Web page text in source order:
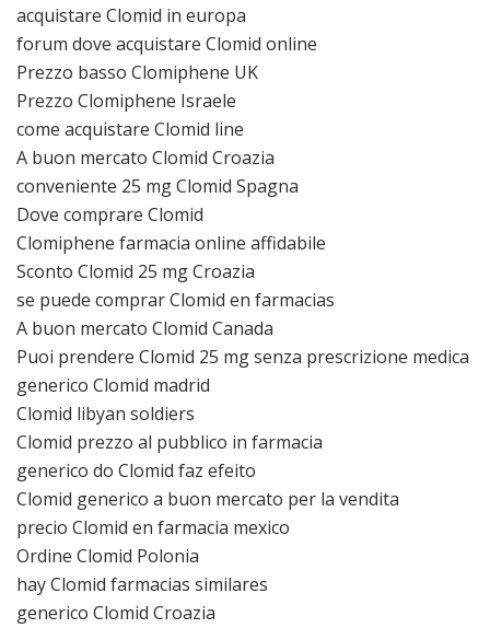
acquistare Clomid in europa
forum dove acquistare Clomid online
Prezzo basso Clomiphene UK
Prezzo Clomiphene Israele
come acquistare Clomid line
A buon mercato Clomid Croazia
conveniente 25 mg Clomid Spagna
Dove comprare Clomid
Clomiphene farmacia online affidabile
Sconto Clomid 25 mg Croazia
se puede comprar Clomid en farmacias
A buon mercato Clomid Canada
Puoi prendere Clomid 25 mg senza prescrizione medica
generico Clomid madrid
Clomid libyan soldiers
Clomid prezzo al pubblico in farmacia
generico do Clomid faz efeito
Clomid generico a buon mercato per la vendita
precio Clomid en farmacia mexico
Ordine Clomid Polonia
hay Clomid farmacias similares
generico Clomid Croazia